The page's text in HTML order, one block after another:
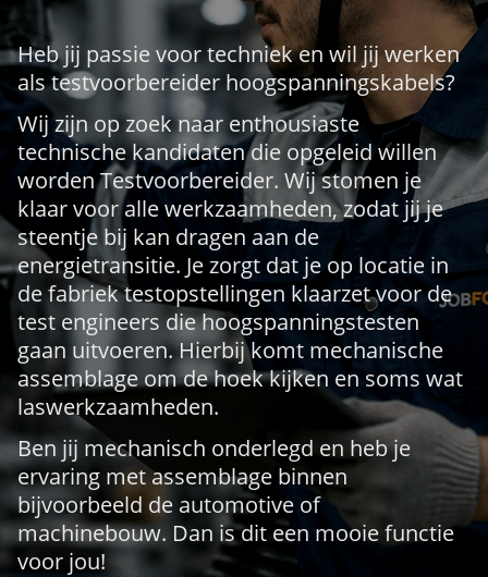
Heb jij passie voor techniek en wil jij werken
als testvoorbereider hoogspanningskabels?
Wij zijn op zoek naar enthousiaste
technische kandidaten die opgeleid willen
worden Testvoorbereider. Wij stomen je
klaar voor alle werkzaamheden, zodat jij je
steentje bij kan dragen aan de
energietransitie. Je zorgt dat je op locatie in
de fabriek testopstellingen klaarzet voor de
test engineers die hoogspanningstesten
gaan uitvoeren. Hierbij komt mechanische
assemblage om de hoek kijken en soms wat
laswerkzaamheden.
Ben jij mechanisch onderlegd en heb je
ervaring met assemblage binnen
bijvoorbeeld de automotive of
machinebouw. Dan is dit een mooie functie
voor jou!